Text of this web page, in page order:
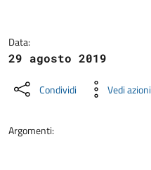
Data:
29 agosto 2019
Condividi Vedi azioni
Argomenti: